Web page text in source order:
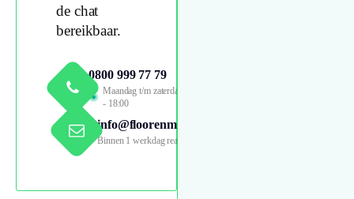
de chat
bereikbaar.
0800 999 77 79
Maandag t/m zaterdag 09:00
- 18:00
info@floorenmore.nl
Binnen 1 werkdag reactie